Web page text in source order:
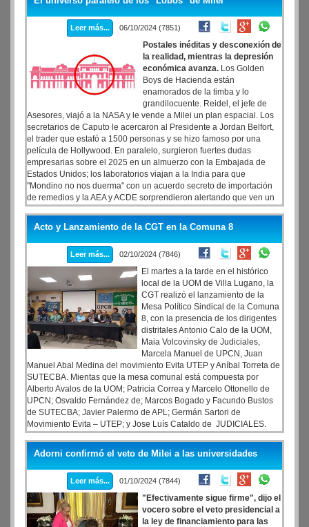
dialoguistas y el kirchnerismo.
Leer más... 06/10/2024 (7851)
Postales inéditas y desconexión de
la realidad, mientras la depresión
económica avanza. Los Golden
Boys de Hacienda están
enamorados de la timba y lo
grandilocuente. Reidel, el jefe de
Asesores, viajó a la NASA y le vende a Milei un plan espacial. Los
secretarios de Caputo le acercaron al Presidente a Jordan Belfort,
el trader que estafó a 1500 personas y se hizo famoso por una
película de Hollywood. En paralelo, surgieron fuertes dudas
empresarias sobre el 2025 en un almuerzo con la Embajada de
Estados Unidos; los laboratorios viajan a la India para que
"Mondino no nos duerma" con un acuerdo secreto de importación
de remedios y la AEA y ACDE sorprendieron alertando que ven un
sesgo autoritario en el Gobierno.
Acto y Lanzamiento de la CGT en la Comuna 8
Leer más... 02/10/2024 (7846)
El martes a la tarde en el histórico
local de la UOM de Villa Lugano, la
CGT realizó el lanzamiento de la
Mesa Político Sindical de la Comuna
8, con la presencia de los dirigentes
distritales Antonio Calo de la UOM,
Maia Volcovinsky de Judiciales,
Marcela Manuel de UPCN, Juan
Manuel Abal Medina del movimiento Evita UTEP y Aníbal Torreta de
SUTECBA. Mientas que la mesa comunal está compuesta por
Alberto Avalos de la UOM; Patricia Correa y Marcelo Ottonello de
UPCN; Osvaldo Fernández de; Marcos Bogado y Facundo Bustos
de SUTECBA; Javier Palermo de APL; Germán Sartori de
Movimiento Evita – UTEP; y Jose Luís Cataldo de JUDICIALES.
Durante el acto se realizó un homenaje al Cro. José Ignacio Rucchi
a los 51 años de su asesinato y se lanzó la mesa política sindical de
la CGT en la Comuna 8 dando lectura a un documento donde
fijaban su postura política ante la coyuntura actual.
Adorni confirmó el veto de Milei a las universidades
Leer más... 01/10/2024 (7844)
"Efectivamente sigue firme", dijo el
vocero sobre el veto presidencial a
la ley de financiamiento para las